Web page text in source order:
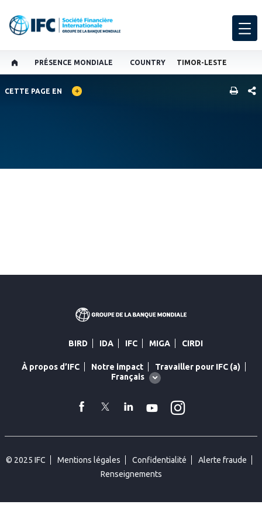
PRÉSENCE MONDIALE COUNTRY TIMOR-LESTE
GLOBAL LANGUAGE TOGGLER
CETTE PAGE EN
BIRD IDA IFC MIGA CIRDI
À propos d’IFC Notre impact
Travailler pour IFC (a)
Global
Français
facebook
TwitterLinkedinYouTube
© 2025 IFC Mentions légales Confidentialité
Alerte fraude
Renseignements